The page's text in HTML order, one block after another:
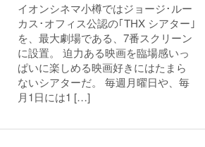
イオンシネマ小樽ではジョージ･ルー
カス･オフィス公認の｢THX シアター｣
を、最大劇場である、7番スクリーン
に設置。 迫力ある映画を臨場感いっ
ぱいに楽しめる映画好きにはたまら
ないシアターだ。 毎週月曜日や、毎
月1日には1 […]